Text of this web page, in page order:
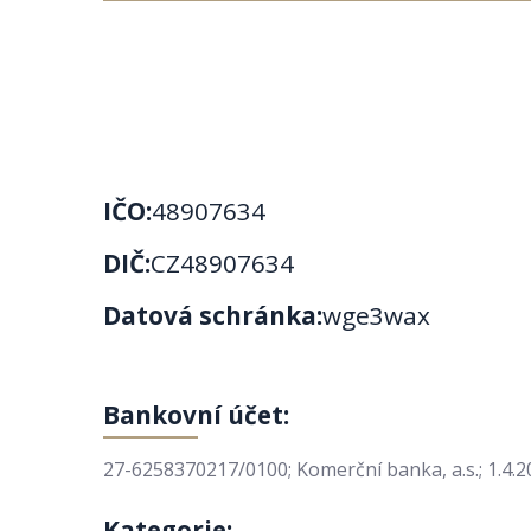
IČO:48907634
DIČ:CZ48907634
Datová schránka:wge3wax
Bankovní účet:
27-6258370217/0100; Komerční banka, a.s.;